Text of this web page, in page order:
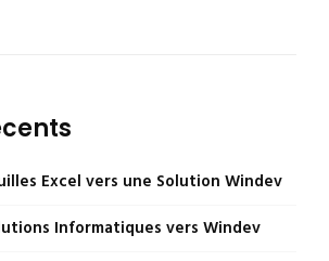
Excel vers une Solution Windev
Informatiques vers Windev